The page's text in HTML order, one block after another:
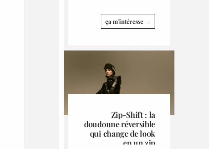
ça m'intéresse →
Zip-Shift : la
doudoune réversible
qui change de look
en un zip